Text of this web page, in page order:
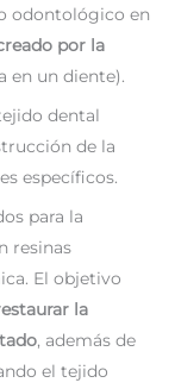
odontológico en
por la
en un diente).
dental
de la
específicos.
para la
resinas
El objetivo
la
, además de
el tejido